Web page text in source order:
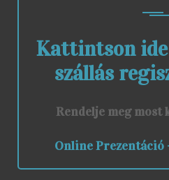
Kattintson ide
szállás
Rendelje meg most
Online Prezentáció